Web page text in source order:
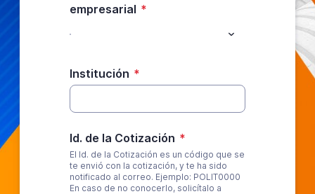
empresarial *
Institución *
Id. de la Cotización *
El Id. de la Cotización es un código que se
te envió con la cotización, y te ha sido
notificado al correo. Ejemplo: POLIT0000
En caso de no conocerlo, solicítalo a